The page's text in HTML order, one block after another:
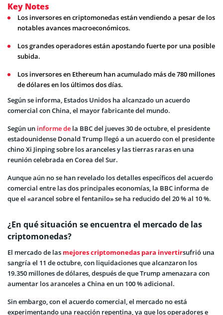
Key Notes
Los inversores en criptomonedas están vendiendo a pesar de los
notables avances macroeconómicos.
Los grandes operadores están apostando fuerte por una posible
subida.
Los inversores en Ethereum han acumulado más de 780 millones
de dólares en los últimos dos días.
Según se informa, Estados Unidos ha alcanzado un acuerdo
comercial con China, el mayor fabricante del mundo.
Según un informe de la BBC del jueves 30 de octubre, el presidente
estadounidense Donald Trump llegó a un acuerdo con el presidente
chino Xi Jinping sobre los aranceles y las tierras raras en una
reunión celebrada en Corea del Sur.
Aunque aún no se han revelado los detalles específicos del acuerdo
comercial entre las dos principales economías, la BBC informa de
que el «arancel sobre el fentanilo» se ha reducido del 20 % al 10 %.
¿En qué situación se encuentra el mercado de las
criptomonedas?
El mercado de las mejores criptomonedas para invertirsufrió una
sangría el 11 de octubre, con liquidaciones que alcanzaron los
19.350 millones de dólares, después de que Trump amenazara con
aumentar los aranceles a China en un 100 % adicional.
Sin embargo, con el acuerdo comercial, el mercado no está
experimentando una reacción repentina, ya que los operadores e